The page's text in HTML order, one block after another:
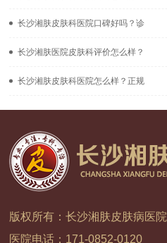
长沙湘肤皮肤科医院口碑好吗？诊
长沙湘肤医院皮肤科评价怎么样？
长沙湘肤皮肤科医院怎么样？正规
版权所有：长沙湘肤皮肤病医院
医院电话：171-0852-0120